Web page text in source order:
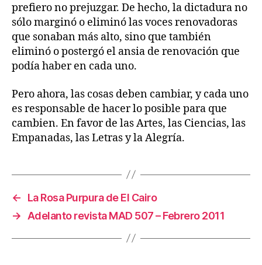
prefiero no prejuzgar. De hecho, la dictadura no
sólo marginó o eliminó las voces renovadoras
que sonaban más alto, sino que también
eliminó o postergó el ansia de renovación que
podía haber en cada uno.
Pero ahora, las cosas deben cambiar, y cada uno
es responsable de hacer lo posible para que
cambien. En favor de las Artes, las Ciencias, las
Empanadas, las Letras y la Alegría.
←
La Rosa Purpura de El Cairo
→
Adelanto revista MAD 507 – Febrero 2011